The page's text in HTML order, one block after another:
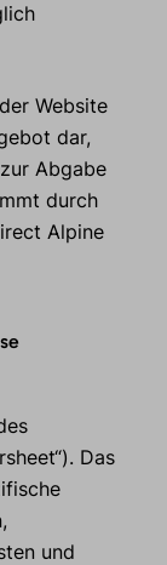
Website
dar,
Abgabe
durch
Alpine
Das
und